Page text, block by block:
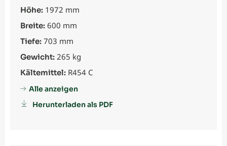
Höhe: 1972 mm
Breite: 600 mm
Tiefe: 703 mm
Gewicht: 265 kg
Kältemittel: R454 C
Alle anzeigen
Herunterladen als PDF